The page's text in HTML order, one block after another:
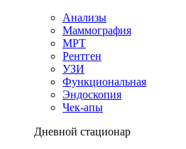
Анализы
Маммография
МРТ
Рентген
УЗИ
Функциональная
Эндоскопия
Чек-апы
Дневной стационар